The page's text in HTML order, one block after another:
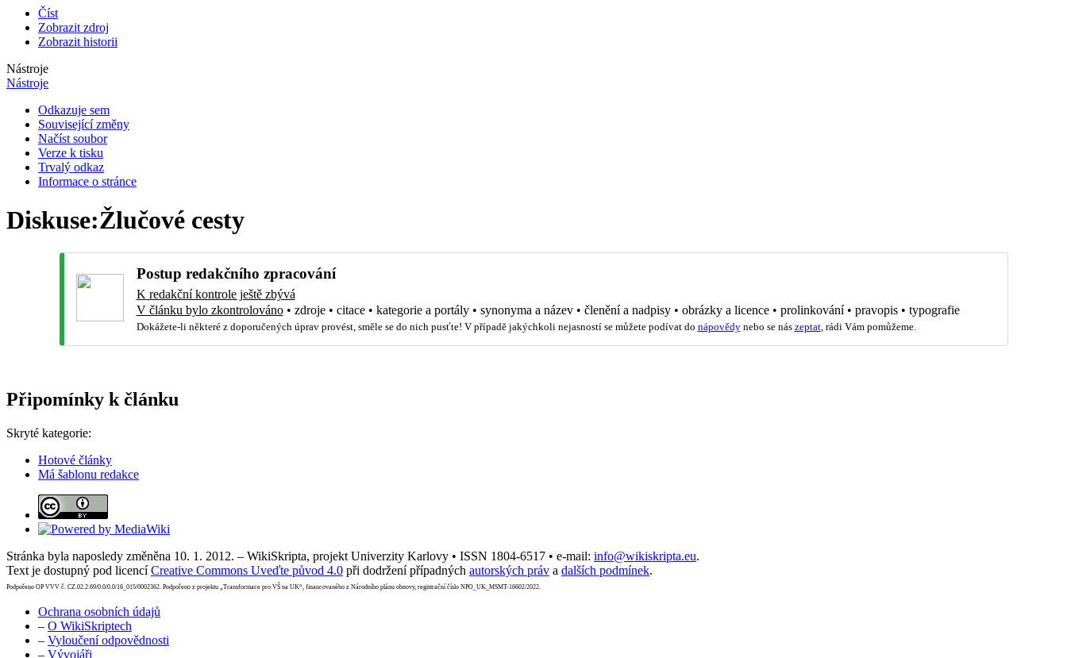
Číst
Zobrazit zdroj
Zobrazit historii
Nástroje
Nástroje
Odkazuje sem
Související změny
Načíst soubor
Verze k tisku
Trvalý odkaz
Informace o stránce
Diskuse:Žlučové cesty
Postup redakčního zpracování
K redakční kontrole ještě zbývá
V článku bylo zkontrolováno• zdroje• citace• kategorie a portály• synonyma a název • členění a nadpisy• obrázky a licence• prolinkování• pravopis• typografie
Dokážete-li některé z doporučených úprav provést, směle se do nich pusťte! V případě jakýchkoli nejasností se můžete podívat do nápovědynebo se nás zeptat, rádi Vám pomůžeme.
Připomínky k článku
Skryté kategorie:
Hotové články
Má šablonu redakce
Stránka byla naposledy změněna 10. 1. 2012. – WikiSkripta, projekt Univerzity Karlovy • ISSN 1804-6517 • e-mail: info@wikiskripta.eu.
Text je dostupný pod licencíCreative Commons Uveďte původ 4.0 při dodržení případných autorských práv a dalších podmínek.
Podpořeno OP VVV č. CZ.02.2.69/0.0/0.0/16_015/0002362. Podpořeno z projektu „Transformace pro VŠ na UK“, financovaného z Národního plánu obnovy, registrační číslo NPO_UK_MSMT-16602/2022.
Ochrana osobních údajů
– O WikiSkriptech
– Vyloučení odpovědnosti
– Vývojáři